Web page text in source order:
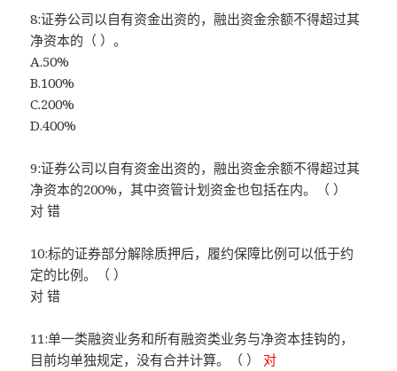
8:证券公司以自有资金出资的，融出资金余额不得超过其
净资本的（ ）。
A.50%
B.100%
C.200%
D.400%
9:证券公司以自有资金出资的，融出资金余额不得超过其
净资本的200%，其中资管计划资金也包括在内。（ ）
对 错
10:标的证券部分解除质押后，履约保障比例可以低于约
定的比例。（ ）
对 错
11:单一类融资业务和所有融资类业务与净资本挂钩的，
目前均单独规定，没有合并计算。（ ） 对